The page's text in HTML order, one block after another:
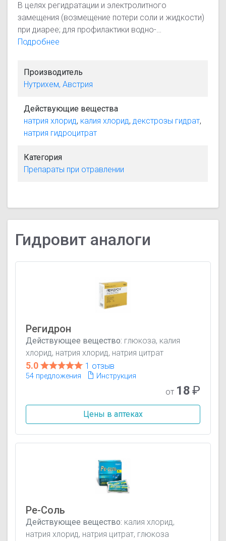
В целях регидратации и электролитного
замещения (возмещение потери соли и жидкости)
при диарее; для профилактики водно-
электролитных нарушений, возникающих
Подробнее
Производитель
Нутрихем, Австрия
Действующие вещества
натрия хлорид, калия хлорид,декстрозы гидрат,
натрия гидроцитрат
Категория
Препараты при отравлении
Гидровит аналоги
Регидрон
Действующее вещество: глюкоза, калия
хлорид, натрия хлорид, натрия цитрат
5.0 1 отзыв
54 предложения Инструкция
от 18₽
Цены в аптеках
Ре-Соль
Действующее вещество: калия хлорид,
натрия хлорид, натрия цитрат, глюкоза